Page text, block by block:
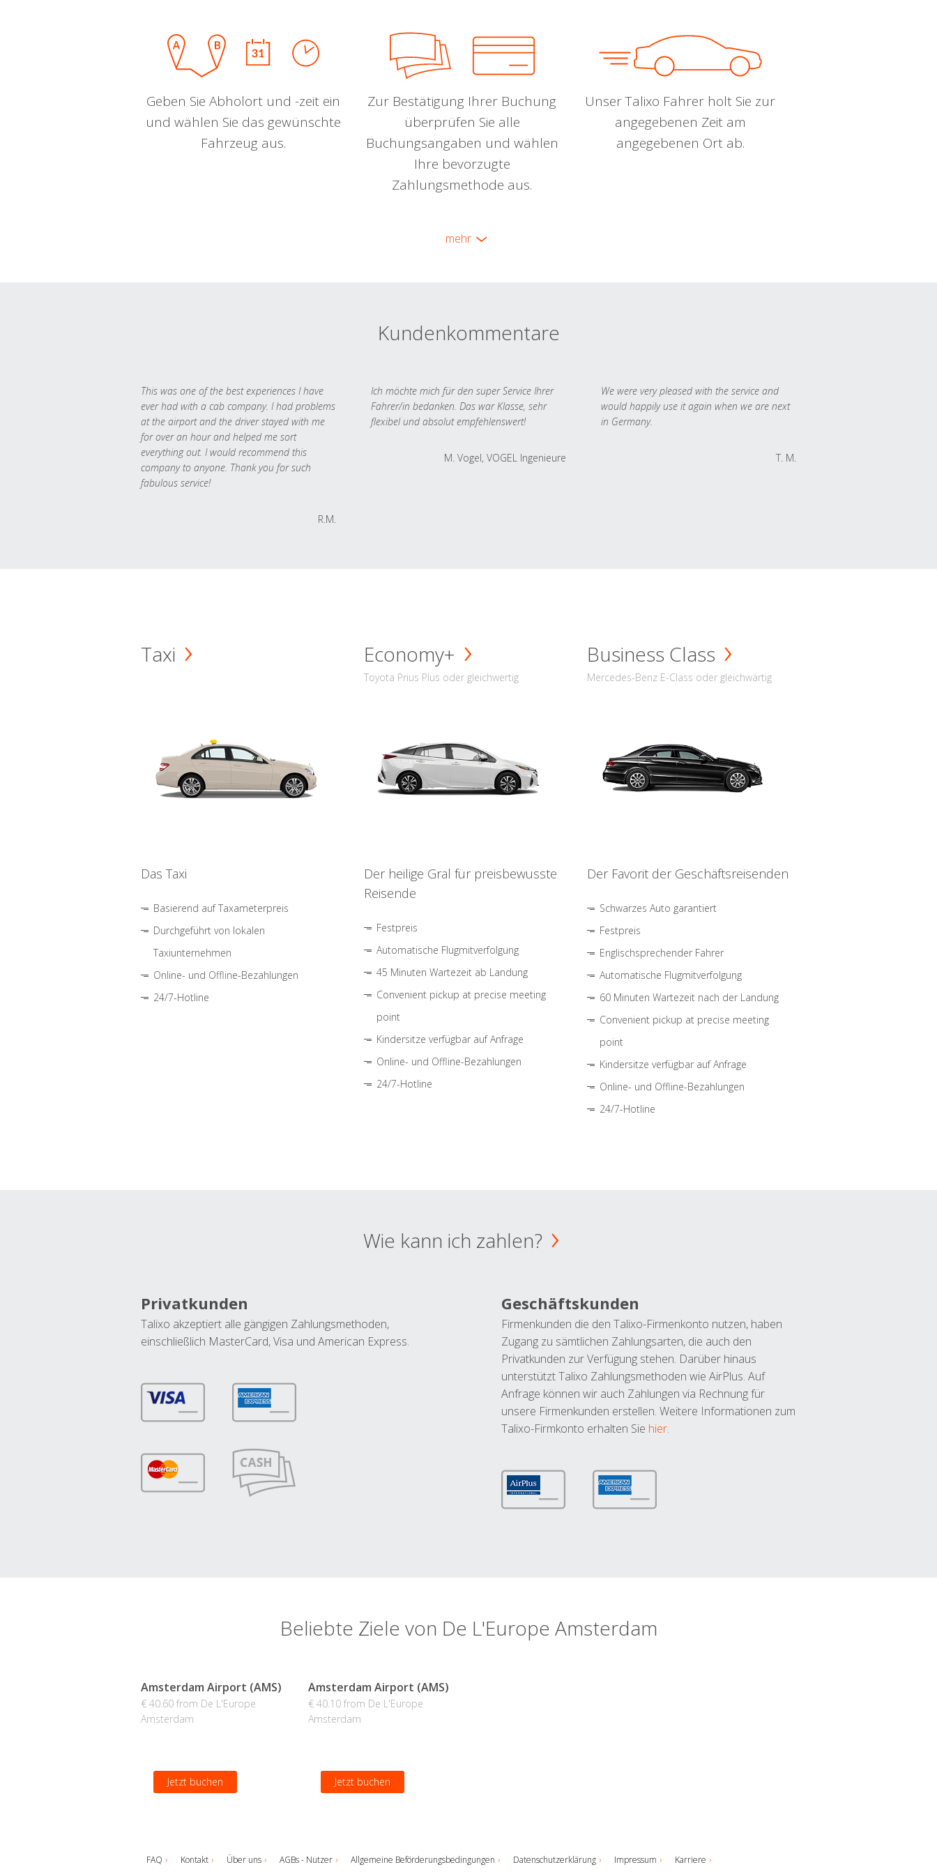
Geben Sie Abholort und -zeit ein
und wählen Sie das gewünschte
Fahrzeug aus.
Zur Bestätigung Ihrer Buchung
überprüfen Sie alle
Buchungsangaben und wählen
Ihre bevorzugte
Zahlungsmethode aus.
Unser Talixo Fahrer holt Sie zur
angegebenen Zeit am
angegebenen Ort ab.
mehr
Kundenkommentare
This was one of the best experiences I have
ever had with a cab company. I had problems
at the airport and the driver stayed with me
for over an hour and helped me sort
everything out. I would recommend this
company to anyone. Thank you for such
fabulous service!
R.M.
Ich möchte mich für den super Service Ihrer
Fahrer/in bedanken. Das war Klasse, sehr
flexibel und absolut empfehlenswert!
M. Vogel, VOGEL Ingenieure
We were very pleased with the service and
would happily use it again when we are next
in Germany.
T. M.
Taxi
Das Taxi
Basierend auf Taxameterpreis
Durchgeführt von lokalen
Taxiunternehmen
Online- und Offline-Bezahlungen
24/7-Hotline
Economy+
Toyota Prius Plus oder gleichwertig
Der heilige Gral für preisbewusste
Reisende
Festpreis
Automatische Flugmitverfolgung
45 Minuten Wartezeit ab Landung
Convenient pickup at precise meeting
point
Kindersitze verfügbar auf Anfrage
Online- und Offline-Bezahlungen
24/7-Hotline
Business Class
Mercedes-Benz E-Class oder gleichwärtig
Der Favorit der Geschäftsreisenden
Schwarzes Auto garantiert
Festpreis
Englischsprechender Fahrer
Automatische Flugmitverfolgung
60 Minuten Wartezeit nach der Landung
Convenient pickup at precise meeting
point
Kindersitze verfügbar auf Anfrage
Online- und Offline-Bezahlungen
24/7-Hotline
Wie kann ich zahlen?
Privatkunden
Talixo akzeptiert alle gängigen Zahlungsmethoden,
einschließlich MasterCard, Visa und American Express.
Geschäftskunden
Firmenkunden die den Talixo-Firmenkonto nutzen, haben
Zugang zu sämtlichen Zahlungsarten, die auch den
Privatkunden zur Verfügung stehen. Darüber hinaus
unterstützt Talixo Zahlungsmethoden wie AirPlus. Auf
Anfrage können wir auch Zahlungen via Rechnung für
unsere Firmenkunden erstellen. Weitere Informationen zum
Talixo-Firmkonto erhalten Sie hier.
Beliebte Ziele von De L'Europe Amsterdam
Amsterdam Airport (AMS)
€ 40.60 from De L'Europe
Amsterdam
Jetzt buchen
Amsterdam Airport (AMS)
€ 40.10 from De L'Europe
Amsterdam
Jetzt buchen
FAQ Kontakt Über uns AGBs - Nutzer Allgemeine Beförderungsbedingungen Datenschutzerklärung Impressum Karriere